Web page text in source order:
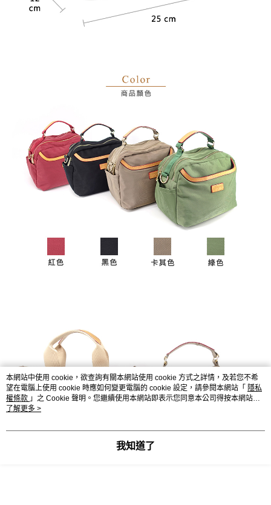
本網站中使用 cookie，欲查詢有關本網站使用 cookie 方式之詳情，及若您不希
望在電腦上使用 cookie 時應如何變更電腦的 cookie 設定，請參閱本網站「 隱私
權條款 」之 Cookie 聲明。您繼續使用本網站即表示您同意本公司得按本網站使
用條款之 Cookie 聲明使用 cookie。
了解更多 >
我知道了